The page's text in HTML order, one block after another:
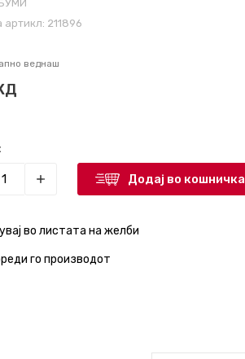
артикл: 211896
веднаш
Додај во кошничка
во листата на желби
го производот